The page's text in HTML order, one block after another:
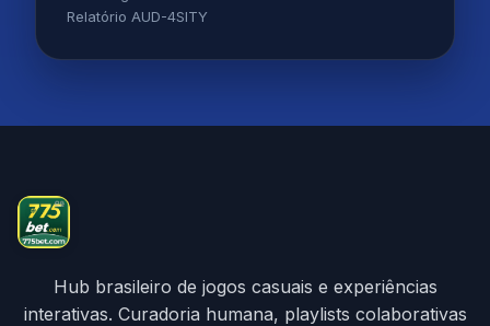
Relatório AUD-4SITY
Hub brasileiro de jogos casuais e experiências
interativas. Curadoria humana, playlists colaborativas